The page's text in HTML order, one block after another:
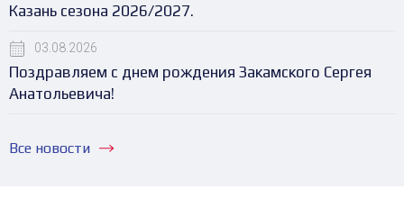
Казань сезона 2026/2027.
03.08.2026
Поздравляем с днем рождения Закамского Сергея
Анатольевича!
Все новости